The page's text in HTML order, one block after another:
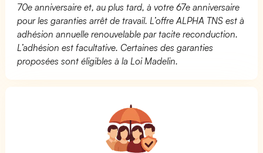
70e anniversaire et, au plus tard, à votre 67e anniversaire
pour les garanties arrêt de travail. L’offre ALPHA TNS est à
adhésion annuelle renouvelable par tacite reconduction.
L’adhésion est facultative. Certaines des garanties
proposées sont éligibles à la Loi Madelin.